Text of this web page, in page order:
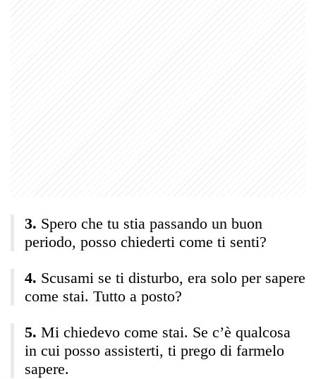
Spero che tu stia passando un buon
periodo, posso chiederti come ti senti?
Scusami se ti disturbo, era solo per sapere
come stai. Tutto a posto?
Mi chiedevo come stai. Se c’è qualcosa
in cui posso assisterti, ti prego di farmelo
sapere.